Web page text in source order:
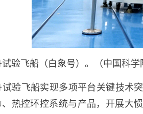
验飞船（白象号）。（中国科学
试验飞船实现多项平台关键技术
热控环控系统与产品，开展大